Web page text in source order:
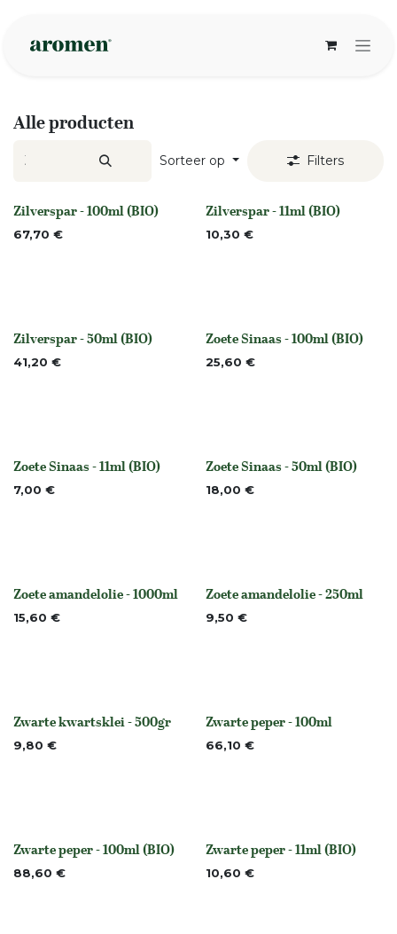
Alle producten
Sorteer op Filters
None
Zilverspar - 100ml (BIO)
67,70 € None
Zilverspar - 11ml (BIO)
10,30 €
None
Zilverspar - 50ml (BIO)
41,20 € None
Zoete Sinaas - 100ml (BIO)
25,60 €
None
Zoete Sinaas - 11ml (BIO)
7,00 € None
Zoete Sinaas - 50ml (BIO)
18,00 €
None
Zoete amandelolie - 1000ml
15,60 € None
Zoete amandelolie - 250ml
9,50 €
None
Zwarte kwartsklei - 500gr
9,80 € None
Zwarte peper - 100ml
66,10 €
None
Zwarte peper - 100ml (BIO)
88,60 € None
Zwarte peper - 11ml (BIO)
10,60 €